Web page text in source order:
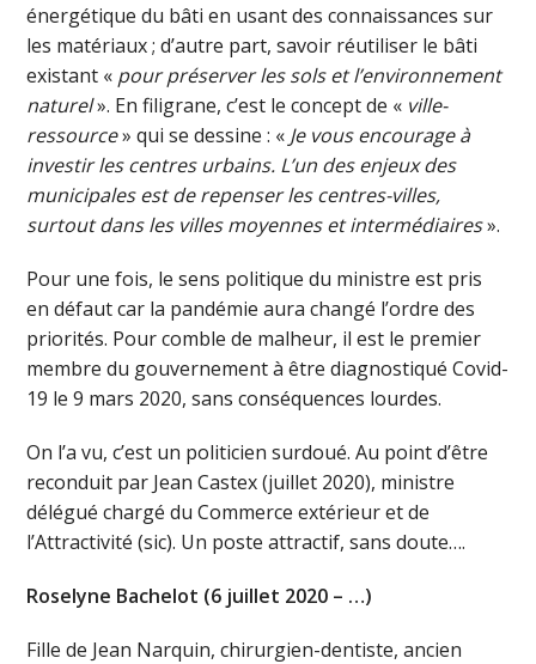
énergétique du bâti en usant des connaissances sur
les matériaux ; d’autre part, savoir réutiliser le bâti
existant « pour préserver les sols et l’environnement
naturel». En filigrane, c’est le concept de « ville-
ressource» qui se dessine : « Je vous encourage à
investir les centres urbains. L’un des enjeux des
municipales est de repenser les centres-villes,
surtout dans les villes moyennes et intermédiaires».
Pour une fois, le sens politique du ministre est pris
en défaut car la pandémie aura changé l’ordre des
priorités. Pour comble de malheur, il est le premier
membre du gouvernement à être diagnostiqué Covid-
19 le 9 mars 2020, sans conséquences lourdes.
On l’a vu, c’est un politicien surdoué. Au point d’être
reconduit par Jean Castex (juillet 2020), ministre
délégué chargé du Commerce extérieur et de
l’Attractivité (sic). Un poste attractif, sans doute….
Roselyne Bachelot (6 juillet 2020 – …)
Fille de Jean Narquin, chirurgien-dentiste, ancien